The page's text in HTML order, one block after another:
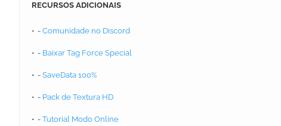
RECURSOS ADICIONAIS
-Comunidade no Discord
- Baixar Tag Force Special
-SaveData 100%
- Pack de Textura HD
-Tutorial Modo Online